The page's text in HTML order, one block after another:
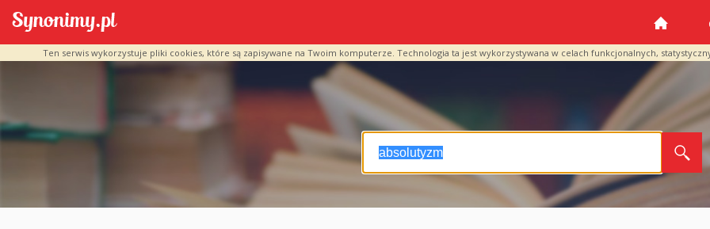
Ten serwis wykorzystuje pliki cookies, które są zapisywane na Twoim komputerze. Technologia ta jest wykorzystywana w celach funkcjonalnych,